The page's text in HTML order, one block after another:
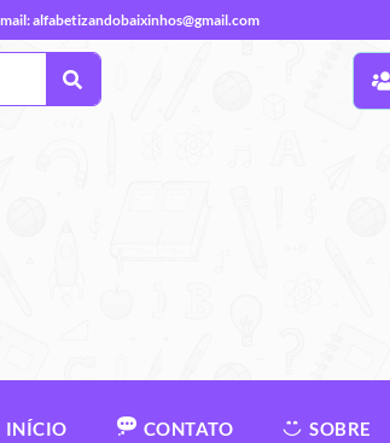
alfabetizandobaixinhos@gmail.com
INÍCIO CONTATO SOBRE